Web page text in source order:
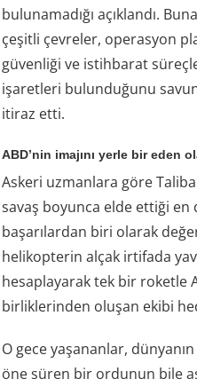
bulunamadığı açıklandı.
çeşitli çevreler, operasyon
güvenliği ve istihbarat
işaretleri bulunduğunu
itiraz etti.
ABD’nin imajını yerle bir eden
Askeri uzmanlara göre
savaş boyunca elde ettiği en
başarılardan biri olarak
helikopterin alçak irtifada
hesaplayarak tek bir roketle
birliklerinden oluşan ekibi
O gece yaşananlar,
öne süren bir ordunun bile